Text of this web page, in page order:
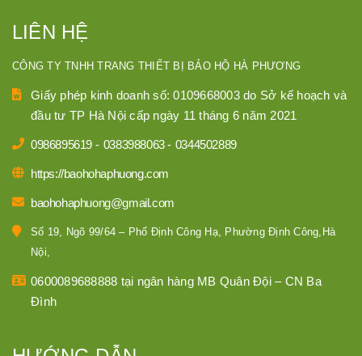
LIÊN HỆ
CÔNG TY TNHH TRANG THIẾT BỊ BẢO HỘ HÀ PHƯƠNG
Giấy phép kinh doanh số: 0109668003 do Sở kế hoạch và
đầu tư TP Hà Nội cấp ngày 11 tháng 6 năm 2021
0986895619 - 0383988063- 0344502889
https://baohohaphuong.com
baohohaphuong@gmail.com
Số 19, Ngõ 99/64 – Phố Định Công Hạ, Phường Định Công,Hà
Nội,
0600089688888 tại ngân hàng MB Quân Đội – CN Ba
Đình